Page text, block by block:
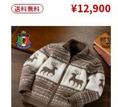
送料無料 ¥12,900